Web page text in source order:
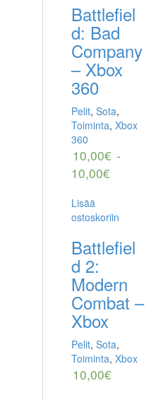
Battlefiel
d: Bad
Company
– Xbox
360
Pelit, Sota,
Toiminta, Xbox
360
10,00€ -
10,00€
Lisää
ostoskoriin
Battlefiel
d 2:
Modern
Combat –
Xbox
Pelit, Sota,
Toiminta, Xbox
10,00€